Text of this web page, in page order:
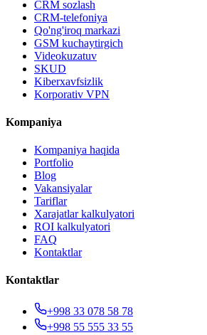
CRM sozlash
CRM-telefoniya
Qo'ng'iroq markazi
GSM kuchaytirgich
Videokuzatuv
SKUD
Kiberxavfsizlik
Korporativ VPN
Kompaniya
Kompaniya haqida
Portfolio
Blog
Vakansiyalar
Tariflar
Xarajatlar kalkulyatori
ROI kalkulyatori
FAQ
Kontaktlar
Kontaktlar
+998 33 078 58 78
+998 55 555 33 55